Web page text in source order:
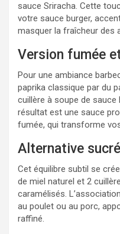
sauce Sriracha. Cette
votre sauce burger,
masquer la fraîcheur des
Version fumée
Pour une ambiance
paprika classique par du
cuillère à soupe de sauce
résultat est une sauce
fumée, qui transforme
Alternative
Cet équilibre subtil se
de miel naturel et 2
caramélisés.
au poulet ou au porc,
raffiné.